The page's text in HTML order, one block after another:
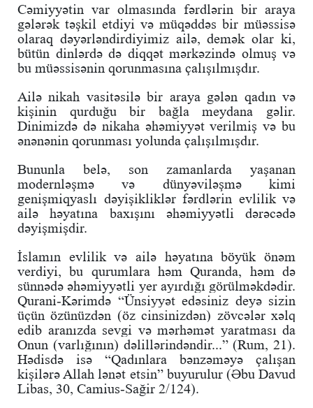
Cəmiyyətin var olmasında fərdlərin bir araya
gələrək təşkil etdiyi və müqəddəs bir müəssisə
olaraq dəyərləndirdiyimiz ailə, demək olar ki,
bütün dinlərdə də diqqət mərkəzində olmuş və
bu müəssisənin qorunmasına çalışılmışdır.
Ailə nikah vasitəsilə bir araya gələn qadın və
kişinin qurduğu bir bağla meydana gəlir.
Dinimizdə də nikaha əhəmiyyət verilmiş və bu
ənənənin qorunması yolunda çalışılmışdır.
Bununla belə, son zamanlarda yaşanan
modernləşmə və dünyəviləşmə kimi
genişmiqyaslı dəyişikliklər fərdlərin evlilik və
ailə həyatına baxışını əhəmiyyətli dərəcədə
dəyişmişdir.
İslamın evlilik və ailə həyatına böyük önəm
verdiyi, bu qurumlara həm Quranda, həm də
sünnədə əhəmiyyətli yer ayırdığı görülməkdədir.
Qurani-Kərimdə “Ünsiyyət edəsiniz deyə sizin
üçün özünüzdən (öz cinsinizdən) zövcələr xəlq
edib aranızda sevgi və mərhəmət yaratması da
Onun (varlığının) dəlillərindəndir...” (Rum, 21).
Hədisdə isə “Qadınlara bənzəməyə çalışan
kişilərə Allah lənət etsin” buyurulur (Əbu Davud
Libas, 30, Camius-Sağir 2/124).